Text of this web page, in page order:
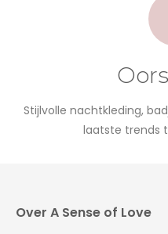
Stijlvolle nachtkleding,
laatste trends
Over A Sense of Love